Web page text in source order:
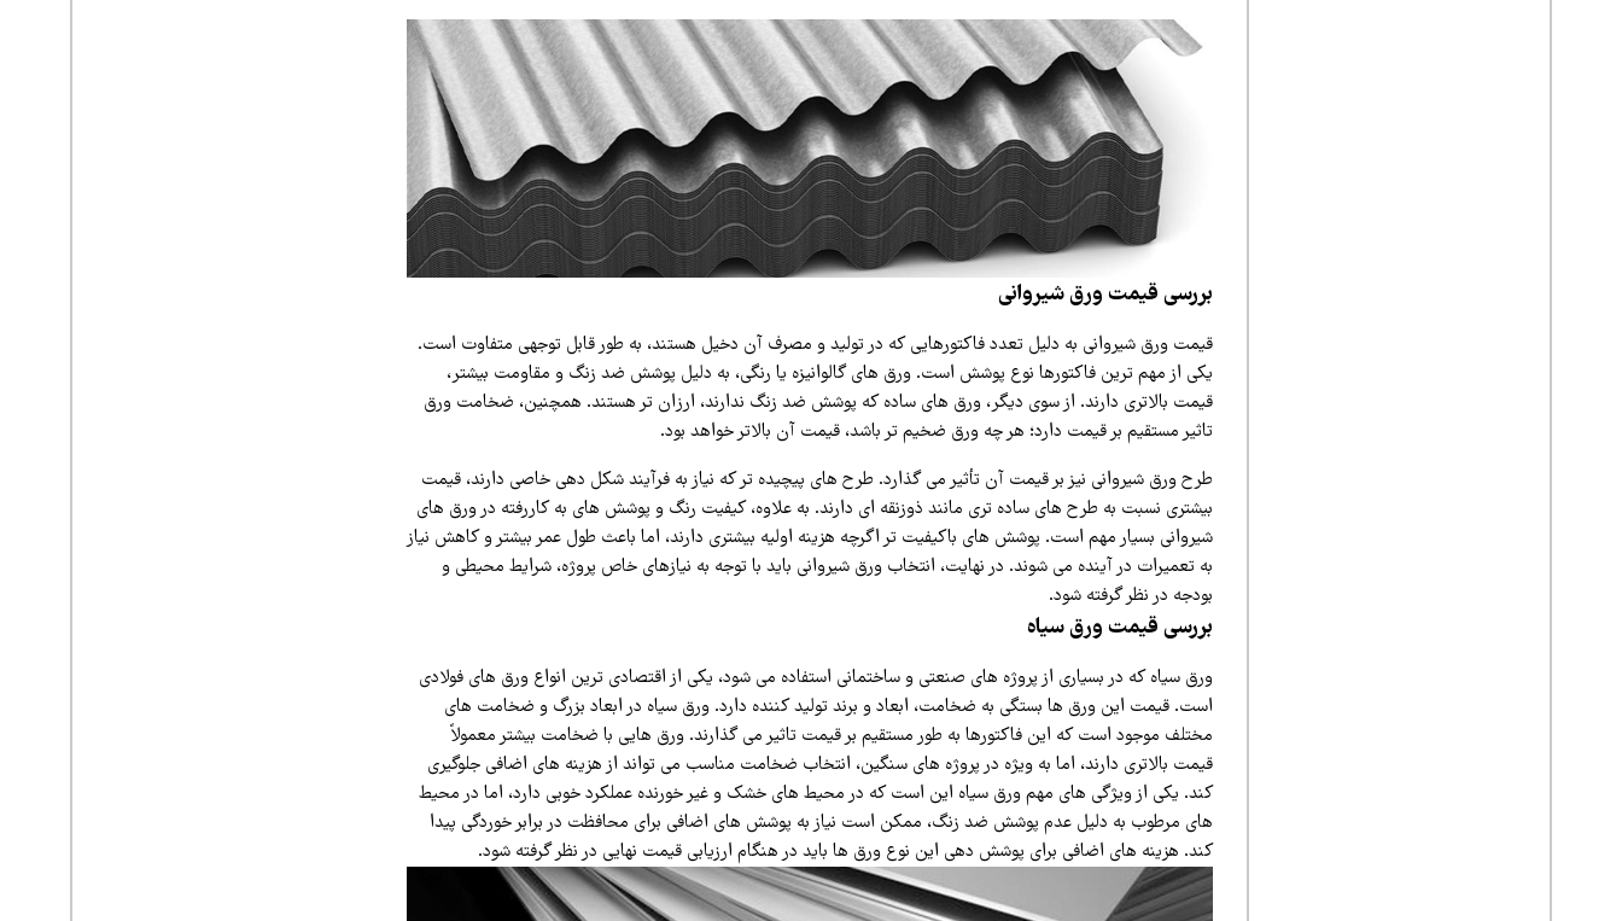
بررسی قیمت ورق شیروانی
قیمت ورق شیروانی به دلیل تعدد فاکتورهایی که در تولید و مصرف آن دخیل هستند، به طور قابل توجهی متفاوت است.
یکی از مهم‌ ترین فاکتورها نوع پوشش است. ورق‌ های گالوانیزه یا رنگی، به دلیل پوشش ضد زنگ و مقاومت بیشتر،
قیمت بالاتری دارند. از سوی دیگر، ورق‌ های ساده که پوشش ضد زنگ ندارند، ارزان‌ تر هستند. همچنین، ضخامت ورق
تاثیر مستقیم بر قیمت دارد؛ هر چه ورق ضخیم‌ تر باشد، قیمت آن بالاتر خواهد بود.
طرح ورق شیروانی نیز بر قیمت آن تأثیر می‌ گذارد. طرح‌ های پیچیده‌ تر که نیاز به فرآیند شکل‌ دهی خاصی دارند، قیمت
بیشتری نسبت به طرح‌ های ساده‌ تری مانند ذوزنقه‌ ای دارند. به‌ علاوه، کیفیت رنگ و پوشش‌ های به‌ کاررفته در ورق‌ های
شیروانی بسیار مهم است. پوشش‌ های باکیفیت‌ تر اگرچه هزینه اولیه بیشتری دارند، اما باعث طول عمر بیشتر و کاهش نیاز
به تعمیرات در آینده می‌ شوند. در نهایت، انتخاب ورق شیروانی باید با توجه به نیازهای خاص پروژه، شرایط محیطی و
بودجه در نظر گرفته شود.
بررسی قیمت ورق سیاه
ورق سیاه که در بسیاری از پروژه‌ های صنعتی و ساختمانی استفاده می‌ شود، یکی از اقتصادی‌ ترین انواع ورق‌ های فولادی
است. قیمت این ورق‌ ها بستگی به ضخامت، ابعاد و برند تولید کننده دارد. ورق سیاه در ابعاد بزرگ و ضخامت‌ های
مختلف موجود است که این فاکتورها به طور مستقیم بر قیمت تاثیر می‌ گذارند. ورق‌ هایی با ضخامت بیشتر معمولاً
قیمت بالاتری دارند، اما به‌ ویژه در پروژه‌ های سنگین، انتخاب ضخامت مناسب می‌ تواند از هزینه‌ های اضافی جلوگیری
کند. یکی از ویژگی‌ های مهم ورق سیاه این است که در محیط‌ های خشک و غیر خورنده عملکرد خوبی دارد، اما در محیط‌
های مرطوب به دلیل عدم پوشش ضد زنگ، ممکن است نیاز به پوشش‌ های اضافی برای محافظت در برابر خوردگی پیدا
کند. هزینه‌ های اضافی برای پوشش‌ دهی این نوع ورق‌ ها باید در هنگام ارزیابی قیمت نهایی در نظر گرفته شود.